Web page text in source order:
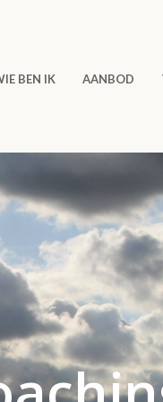
BEN IK AANBOD